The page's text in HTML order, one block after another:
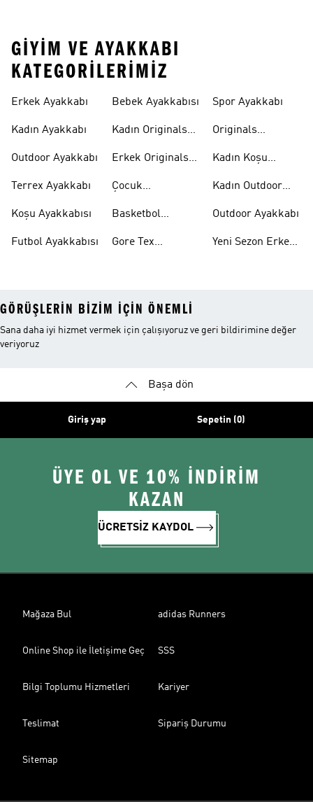
GIYIM VE AYAKKABI
KATEGORILERIMIZ
Erkek Ayakkabı
Kadın Ayakkabı
Outdoor Ayakkabı
Terrex Ayakkabı
Koşu Ayakkabısı
Futbol Ayakkabısı
Bebek Ayakkabısı
Kadın Originals
Erkek Originals
Çocuk
Basketbol
Gore Tex
Spor Ayakkabı
Originals
Kadın Koşu
Kadın Outdoor
Outdoor Ayakkabı
Yeni Sezon Erkek
GÖRÜŞLERIN BIZIM IÇIN ÖNEMLI
Sana daha iyi hizmet vermek için çalışıyoruz ve geri bildirimine değer
veriyoruz
Başa dön
Giriş yap Sepetin (0)
ÜYE OL VE 10% İNDİRİM
KAZAN
ÜCRETSİZ KAYDOL
Mağaza Bul adidas Runners
Online Shop ile İletişime Geç SSS
Bilgi Toplumu Hizmetleri Kariyer
Teslimat Sipariş Durumu
Sitemap